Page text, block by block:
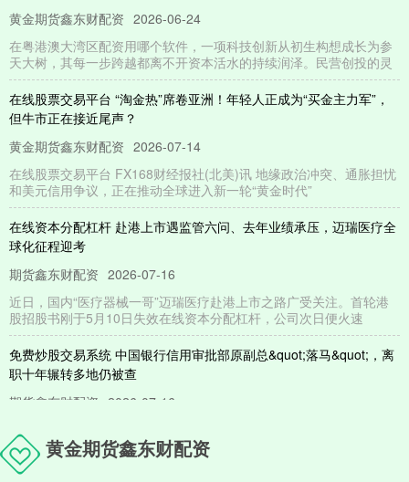
黄金期货鑫东财配资 2026-06-24
在粤港澳大湾区配资用哪个软件，一项科技创新从初生构想成长为参
天大树，其每一步跨越都离不开资本活水的持续润泽。民营创投的灵
在线股票交易平台 “淘金热”席卷亚洲！年轻人正成为“买金主力军”，
但牛市正在接近尾声？
黄金期货鑫东财配资 2026-07-14
在线股票交易平台 FX168财经报社(北美)讯 地缘政治冲突、通胀担忧
和美元信用争议，正在推动全球进入新一轮“黄金时代”
在线资本分配杠杆 赴港上市遇监管六问、去年业绩承压，迈瑞医疗全
球化征程迎考
期货鑫东财配资 2026-07-16
近日，国内“医疗器械一哥”迈瑞医疗赴港上市之路广受关注。首轮港
股招股书刚于5月10日失效在线资本分配杠杆，公司次日便火速
免费炒股交易系统 中国银行信用审批部原副总&quot;落马&quot;，离
职十年辗转多地仍被查
期货鑫东财配资 2026-07-16
管机构高管免费炒股交易系统，辛强在离开中国银行系统近十年后，
黄金期货鑫东财配资